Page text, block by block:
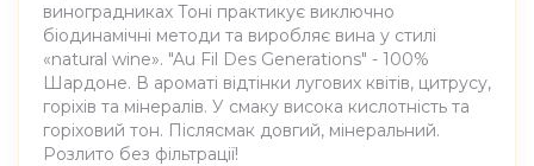
виноградниках Тоні практикує виключно
біодинамічні методи та виробляє вина у стилі
«natural wine». "Au Fil Des Generations" - 100%
Шардоне. В ароматі відтінки лугових квітів, цитрусу,
горіхів та мінералів. У смаку висока кислотність та
горіховий тон. Післясмак довгий, мінеральний.
Розлито без фільтрації!